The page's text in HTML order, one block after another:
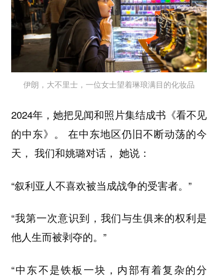
伊朗，大不里士，一位女士望着琳琅满目的化妆品
2024年，她把见闻和照片集结成书《看不见
的中东》。 在中东地区仍旧不断动荡的今
天， 我们和姚璐对话， 她说：
“叙利亚人不喜欢被当成战争的受害者。”
“我第一次意识到，我们与生俱来的权利是
他人生而被剥夺的。”
“中东不是铁板一块，内部有着复杂的分